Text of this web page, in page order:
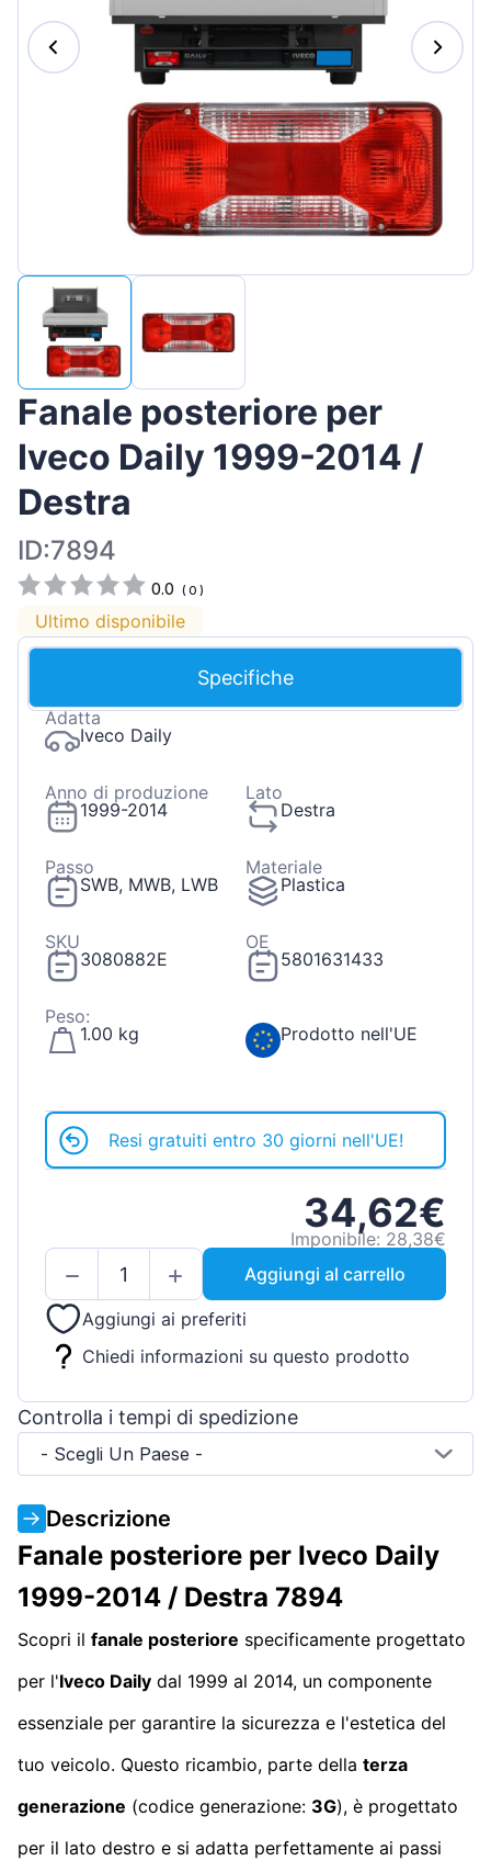
Lietuvių
Português
Slovenian
Latvian
Slovenčina
Fanale posteriore per
Iveco Daily 1999-2014 /
Destra
ID:7894
0.0 (0 )
Ultimo disponibile
Specifiche
Adatta
Iveco Daily
Anno di produzione
1999-2014
Lato
Destra
Passo
SWB, MWB, LWB
Materiale
Plastica
SKU
3080882E
OE
5801631433
Peso:
1.00 kg
Prodotto nell'UE
Resi gratuiti entro 30 giorni nell'UE!
34,62€
Imponibile: 28,38€
Aggiungi al carrello
Aggiungi ai preferiti
Chiedi informazioni su questo prodotto
Controlla i tempi di spedizione
- Scegli Un Paese -
Descrizione
Fanale posteriore per Iveco Daily
1999-2014 / Destra 7894
Scopri il fanale posteriore specificamente progettato
per l'Iveco Daily dal 1999 al 2014, un componente
essenziale per garantire la sicurezza e l'estetica del
tuo veicolo. Questo ricambio, parte della terza
generazione (codice generazione: 3G), è progettato
per il lato destro e si adatta perfettamente ai passi